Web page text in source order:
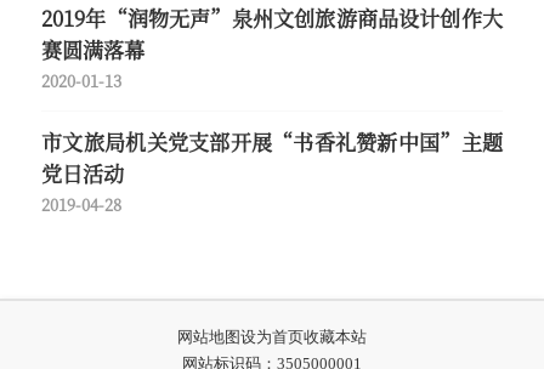
2019年“润物无声”泉州文创旅游商品设计创作大
赛圆满落幕
2020-01-13
市文旅局机关党支部开展“书香礼赞新中国”主题
党日活动
2019-04-28
网站地图设为首页收藏本站
网站标识码：3505000001